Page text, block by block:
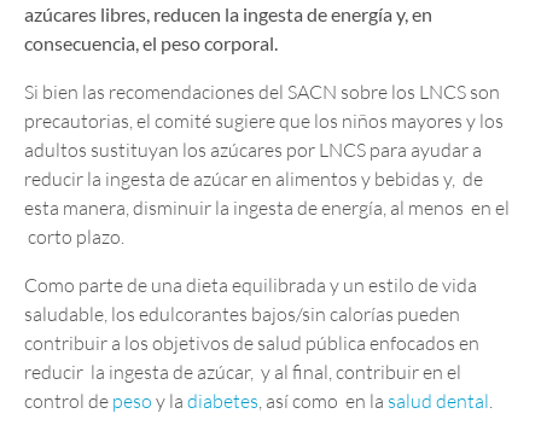
azúcares libres, reducen la ingesta de energía y, en
consecuencia, el peso corporal.
Si bien las recomendaciones del SACN sobre los LNCS son
precautorias, el comité sugiere que los niños mayores y los
adultos sustituyan los azúcares por LNCS para ayudar a
reducir la ingesta de azúcar en alimentos y bebidas y, de
esta manera, disminuir la ingesta de energía, al menos en el
corto plazo.
Como parte de una dieta equilibrada y un estilo de vida
saludable, los edulcorantes bajos/sin calorías pueden
contribuir a los objetivos de salud pública enfocados en
reducir la ingesta de azúcar, y al final, contribuir en el
control de peso y la diabetes , así como en la salud dental